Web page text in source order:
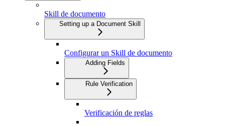
Skill de documento
Setting up a Document Skill
Configurar un Skill de documento
Adding Fields
Rule Verification
Verificación de reglas